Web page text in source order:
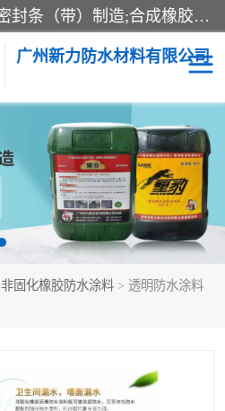
经营范围包括防水嵌缝密封条（带）制造;合成橡胶制造（监控化学品、危险化学品除外）;沥青混合物制造;防水胶粘带制造;其他合成材料制造（监控化学品、危险化学品除外）;涂料制造（监控化学品、危险化学品除外）;建筑结构防水补漏;防水建筑材料制造;粘合剂制造（监控化学品、危险化学品除外）;涂料零售;广州新力防水材料有限公司具有1处分支机构。
广州新力防水材料有限公司
非固化橡胶防水涂料 > 透明防水涂料
建筑108胶水
自粘卷材